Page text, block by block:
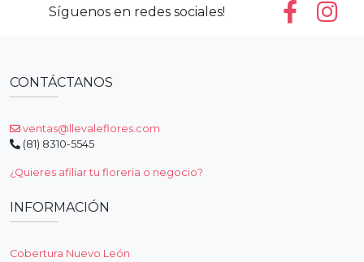
Síguenos en redes sociales!
CONTÁCTANOS
ventas@llevaleflores.com
(81) 8310-5545
¿Quieres afiliar tu floreria o negocio?
INFORMACIÓN
Cobertura Nuevo León